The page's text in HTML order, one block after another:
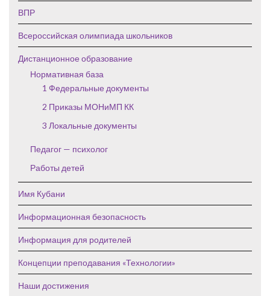
ВПР
Всероссийская олимпиада школьников
Дистанционное образование
Нормативная база
1 Федеральные документы
2 Приказы МОНиМП КК
3 Локальные документы
Педагог — психолог
Работы детей
Имя Кубани
Информационная безопасность
Информация для родителей
Концепции преподавания «Технологии»
Наши достижения